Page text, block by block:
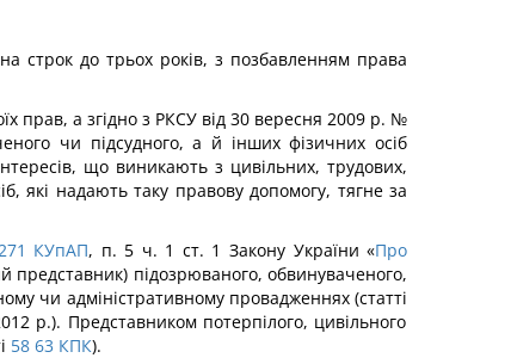
строк до трьох років, з позбавленням права
прав, а згідно з РКСУ від 30 вересня 2009 р. №
чи підсудного, а й інших фізичних осіб
що виникають з цивільних, трудових,
які надають таку правову допомогу, тягне за
КУпАП, п. 5 ч. 1 ст. 1 Закону України «Про
підозрюваного, обвинувачено­го,
чи адміністративному провадженнях (статті
р.). Представником потерпілого, цивіль­ного
58 63 КПК).